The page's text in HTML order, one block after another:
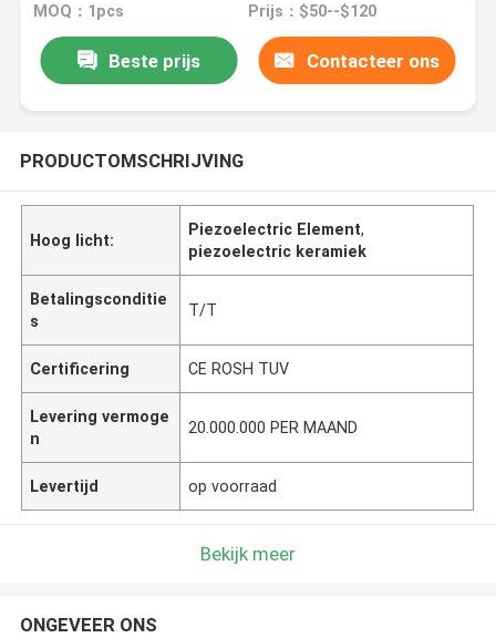
MOQ：1pcs Prijs：$50--$120
Beste prijs Contacteer ons
PRODUCTOMSCHRIJVING
Hoog licht:
Piezoelectric Element,
piezoelectric keramiek
Betalingsconditie
s
T/T
Certificering CE ROSH TUV
Levering vermoge
n
20.000.000 PER MAAND
Levertijd op voorraad
Bekijk meer
ONGEVEER ONS